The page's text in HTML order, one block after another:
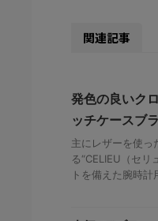
関連記事
発色の良いク
ッチケースブ
主にレザーを使っ
る“CELIEU（セ
トを備えた腕時